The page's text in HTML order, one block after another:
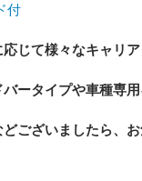
付
じて様々なキャリ
ータイプや車種専
ございましたら、